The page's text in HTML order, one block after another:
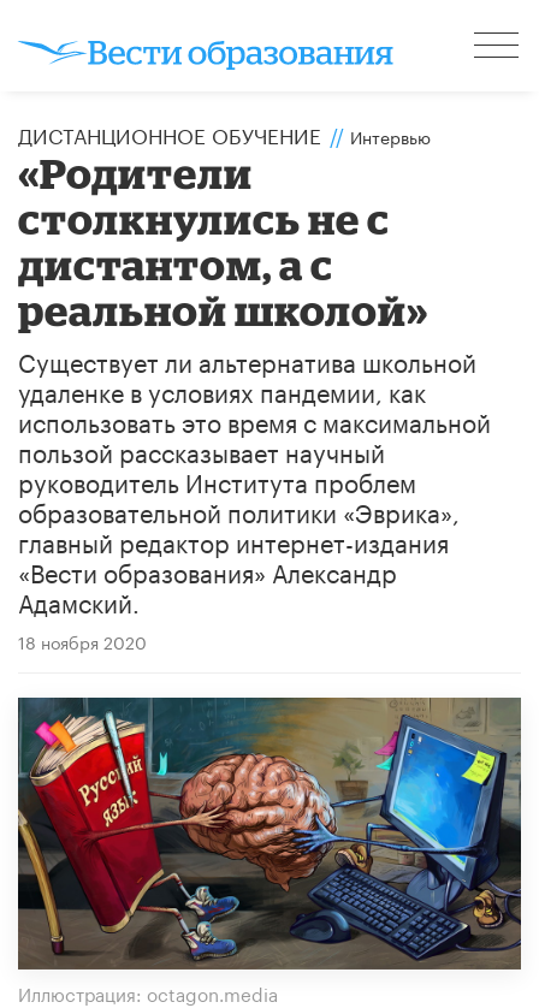
ДИСТАНЦИОННОЕ ОБУЧЕНИЕ // Интервью
«Родители
столкнулись не с
дистантом, а с
реальной школой»
Существует ли альтернатива школьной
удаленке в условиях пандемии, как
использовать это время с максимальной
пользой рассказывает научный
руководитель Института проблем
образовательной политики «Эврика»,
главный редактор интернет-издания
«Вести образования» Александр
Адамский.
18 ноября 2020
Иллюстрация: octagon.media